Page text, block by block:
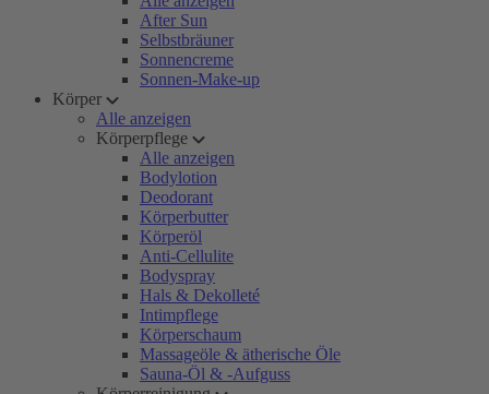
After Sun
Selbstbräuner
Sonnencreme
Sonnen-Make-up
Körper
Alle anzeigen
Körperpflege
Alle anzeigen
Bodylotion
Deodorant
Körperbutter
Körperöl
Anti-Cellulite
Bodyspray
Hals & Dekolleté
Intimpflege
Körperschaum
Massageöle & ätherische Öle
Sauna-Öl & -Aufguss